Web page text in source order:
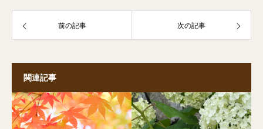
前の記事 次の記事
関連記事